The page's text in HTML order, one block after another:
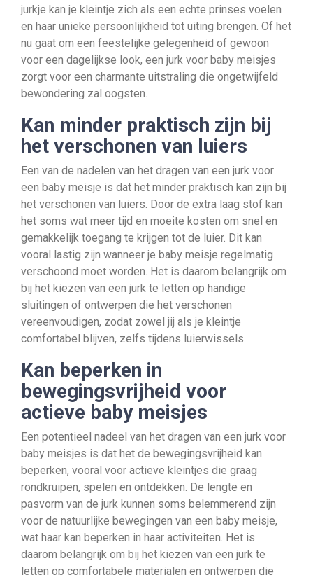
jurkje kan je kleintje zich als een echte prinses voelen
en haar unieke persoonlijkheid tot uiting brengen. Of het
nu gaat om een feestelijke gelegenheid of gewoon
voor een dagelijkse look, een jurk voor baby meisjes
zorgt voor een charmante uitstraling die ongetwijfeld
bewondering zal oogsten.
Kan minder praktisch zijn bij
het verschonen van luiers
Een van de nadelen van het dragen van een jurk voor
een baby meisje is dat het minder praktisch kan zijn bij
het verschonen van luiers. Door de extra laag stof kan
het soms wat meer tijd en moeite kosten om snel en
gemakkelijk toegang te krijgen tot de luier. Dit kan
vooral lastig zijn wanneer je baby meisje regelmatig
verschoond moet worden. Het is daarom belangrijk om
bij het kiezen van een jurk te letten op handige
sluitingen of ontwerpen die het verschonen
vereenvoudigen, zodat zowel jij als je kleintje
comfortabel blijven, zelfs tijdens luierwissels.
Kan beperken in
bewegingsvrijheid voor
actieve baby meisjes
Een potentieel nadeel van het dragen van een jurk voor
baby meisjes is dat het de bewegingsvrijheid kan
beperken, vooral voor actieve kleintjes die graag
rondkruipen, spelen en ontdekken. De lengte en
pasvorm van de jurk kunnen soms belemmerend zijn
voor de natuurlijke bewegingen van een baby meisje,
wat haar kan beperken in haar activiteiten. Het is
daarom belangrijk om bij het kiezen van een jurk te
letten op comfortabele materialen en ontwerpen die